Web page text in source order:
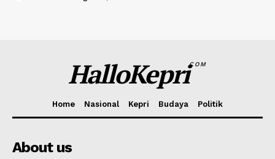
HalloKepriCOM
Home Nasional Kepri Budaya Politik
About us